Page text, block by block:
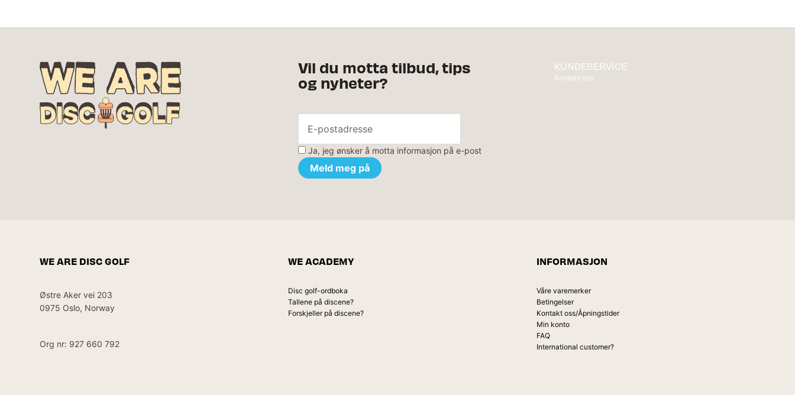
Vil du motta tilbud, tips
og nyheter?
Ja, jeg ønsker å motta informasjon på e-post
KUNDESERVICE
Kontakt oss
WE ARE DISC GOLF
Østre Aker vei 203
0975 Oslo, Norway
Org nr: 927 660 792
WE ACADEMY
Disc golf-ordboka
Tallene på discene?
Forskjeller på discene?
INFORMASJON
Våre varemerker
Betingelser
Kontakt oss/Åpningstider
Min konto
FAQ
International customer?